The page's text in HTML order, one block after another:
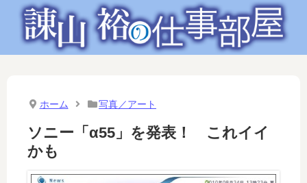
ホーム 写真／アート
ソニー「α55」を発表！ これイイ
かも